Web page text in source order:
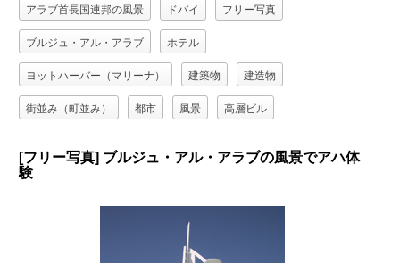
アラブ首長国連邦の風景 ドバイ フリー写真
ブルジュ・アル・アラブ ホテル
ヨットハーバー（マリーナ） 建築物 建造物
街並み（町並み） 都市 風景 高層ビル
[フリー写真] ブルジュ・アル・アラブの風景でアハ体
験